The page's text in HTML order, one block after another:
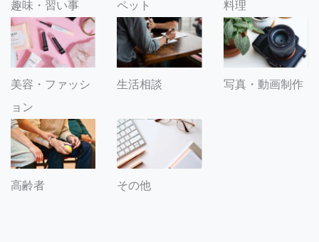
趣味・習い事 ペット 料理
美容・ファッシ
ョン
生活相談 写真・動画制作
高齢者 その他